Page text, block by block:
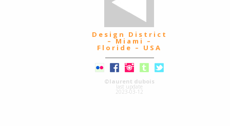
Design District
– Miami –
Floride – USA
©laurent dubois
last update
2023-03-12